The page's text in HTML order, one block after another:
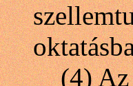
(4) Az